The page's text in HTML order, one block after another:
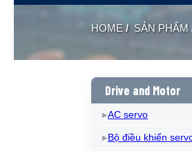
HOME / SẢN PHẨM
Drive and Motor
AC servo
Bộ điều khiển